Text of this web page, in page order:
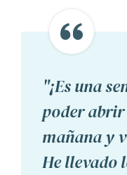
"¡Es una
poder
mañana y
He llevado